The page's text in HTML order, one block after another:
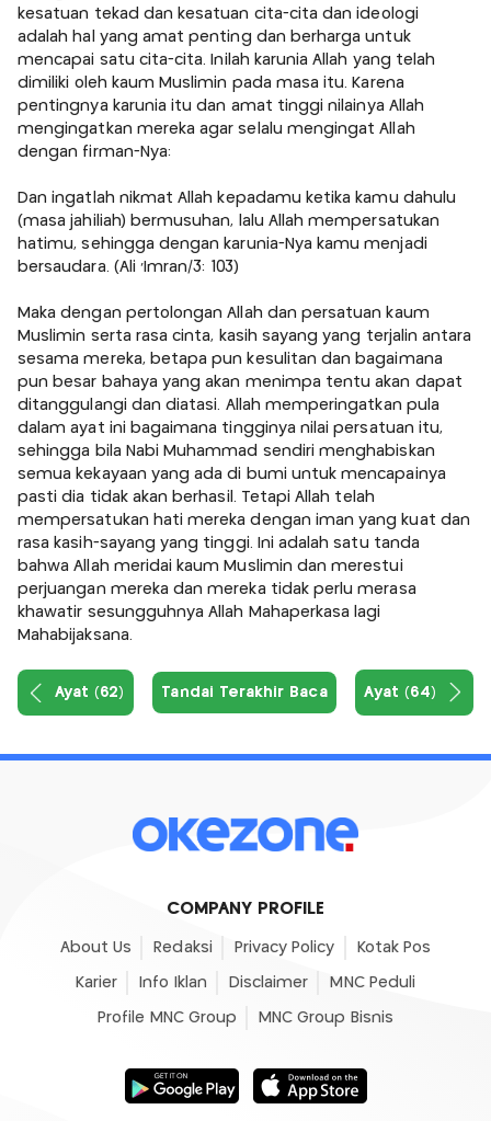
kesatuan tekad dan kesatuan cita-cita dan ideologi
adalah hal yang amat penting dan berharga untuk
mencapai satu cita-cita. Inilah karunia Allah yang telah
dimiliki oleh kaum Muslimin pada masa itu. Karena
pentingnya karunia itu dan amat tinggi nilainya Allah
mengingatkan mereka agar selalu mengingat Allah
dengan firman-Nya:
Dan ingatlah nikmat Allah kepadamu ketika kamu dahulu
(masa jahiliah) bermusuhan, lalu Allah mempersatukan
hatimu, sehingga dengan karunia-Nya kamu menjadi
bersaudara. (Ali 'Imran/3: 103)
Maka dengan pertolongan Allah dan persatuan kaum
Muslimin serta rasa cinta, kasih sayang yang terjalin antara
sesama mereka, betapa pun kesulitan dan bagaimana
pun besar bahaya yang akan menimpa tentu akan dapat
ditanggulangi dan diatasi. Allah memperingatkan pula
dalam ayat ini bagaimana tingginya nilai persatuan itu,
sehingga bila Nabi Muhammad sendiri menghabiskan
semua kekayaan yang ada di bumi untuk mencapainya
pasti dia tidak akan berhasil. Tetapi Allah telah
mempersatukan hati mereka dengan iman yang kuat dan
rasa kasih-sayang yang tinggi. Ini adalah satu tanda
bahwa Allah meridai kaum Muslimin dan merestui
perjuangan mereka dan mereka tidak perlu merasa
khawatir sesungguhnya Allah Mahaperkasa lagi
Mahabijaksana.
Ayat (62) Tandai Terakhir Baca Ayat (64)
COMPANY PROFILE
About Us Redaksi Privacy Policy Kotak Pos
Karier Info Iklan Disclaimer MNC Peduli
Profile MNC Group MNC Group Bisnis